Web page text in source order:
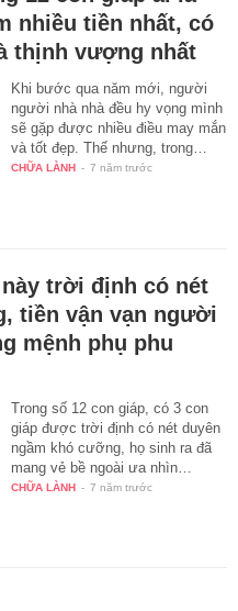
nhiều tiền nhất, có
thịnh vượng nhất
Khi bước qua năm mới, người
người nhà nhà đều hy vọng mình
sẽ gặp được nhiều điều may mắn
và tốt đẹp. Thế nhưng, trong…
CHỮA LÀNH - 7 năm trước
trời định có nét
tiền vận vạn người
mệnh phụ phu
Trong số 12 con giáp, có 3 con
giáp được trời định có nét duyên
ngầm khó cưỡng, họ sinh ra đã
mang vẻ bề ngoài ưa nhìn…
CHỮA LÀNH - 7 năm trước